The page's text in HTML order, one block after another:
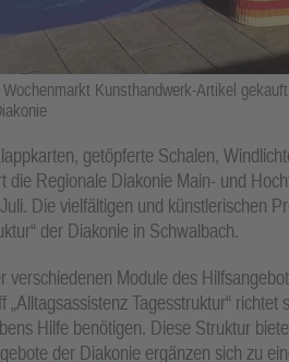
Kunsthandwerk-Artikel
getöpferte Schalen,
Regionale Diakonie Main- und
Die vielfältigen und künstlerischen
der Diakonie in Schwalbach.
Module des
Tagesstruktur“ richtet
Hilfe benötigen. Diese Struktur
der Diakonie ergänzen sich zu